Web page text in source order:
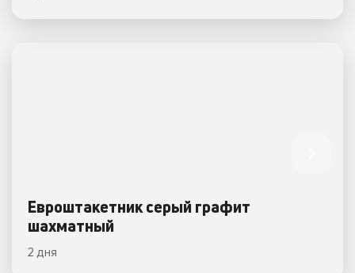
Евроштакетник серый графит
шахматный
2 дня